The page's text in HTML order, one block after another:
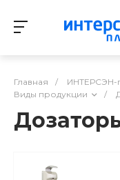
Главная / ИНТЕРСЭН-
Виды продукции
/